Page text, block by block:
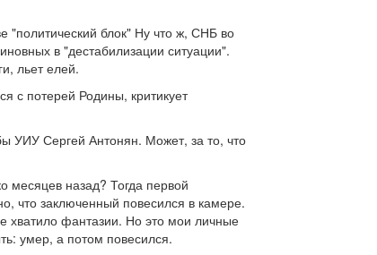
"политический блок" Ну что ж, СНБ во
в "дестабилизации ситуации".
льет елей.
с потерей Родины, критикует
УИУ Сергей Антонян. Может, за то, что
месяцев назад? Тогда первой
что заключенный повесился в камере.
хватило фантазии. Но это мои личные
умер, а потом повесился.